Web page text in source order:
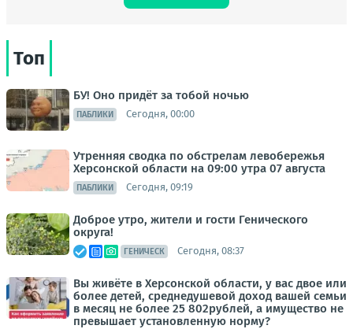
Топ
БУ! Оно придёт за тобой ночью
ПАБЛИКИ Сегодня, 00:00
Утренняя сводка по обстрелам левобережья
Херсонской области на 09:00 утра 07 августа
ПАБЛИКИ Сегодня, 09:19
Доброе утро, жители и гости Генического
округа!
ГЕНИЧЕСК Сегодня, 08:37
Вы живёте в Херсонской области, у вас двое или
более детей, среднедушевой доход вашей семьи
в месяц не более 25 802рублей, а имущество не
превышает установленную норму?